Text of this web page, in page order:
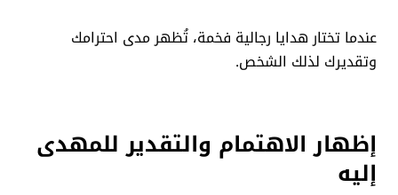
عندما تختار هدايا رجالية فخمة، تُظهر مدى احترامك
وتقديرك لذلك الشخص.
إظهار الاهتمام والتقدير للمهدى
إليه